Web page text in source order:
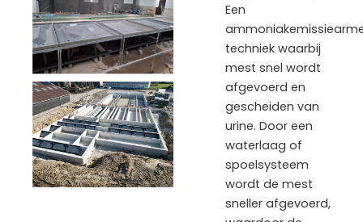
Een
techniek waarbij
mest snel wordt
afgevoerd en
gescheiden van
urine. Door een
waterlaag of
spoelsysteem
wordt de mest
sneller afgevoerd,